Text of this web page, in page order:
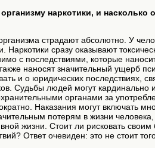
наркотики, и насколько
страдают абсолютно. У
Наркотики сразу оказывают
с последствиями, которые
наносят значительный ущерб
и о юридических последствиях,
Судьбы людей могут кардинально
органами за
Наказания могут включать
потерям в жизни
жизни. Стоит ли рисковать
Ответ очевиден: это не стоит